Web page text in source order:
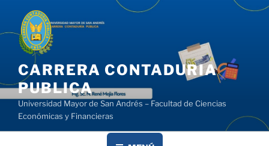
contenido
CARRERA CONTADURIA
PUBLICA
Universidad Mayor de San Andrés – Facultad de Ciencias
Económicas y Financieras